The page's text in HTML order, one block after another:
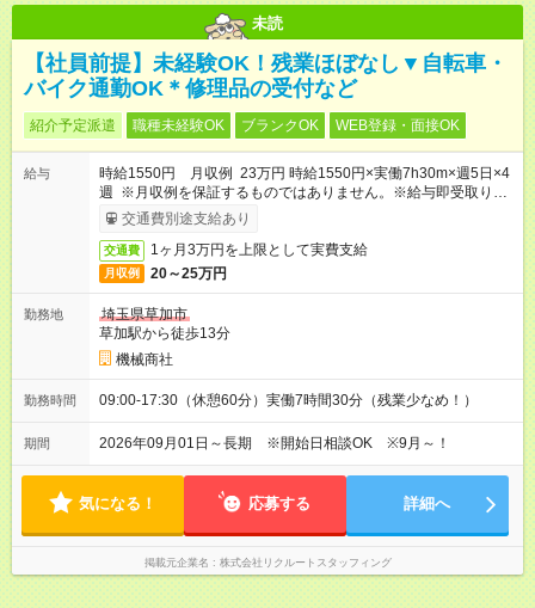
未読
【社員前提】未経験OK！残業ほぼなし▼自転車・
バイク通勤OK＊修理品の受付など
紹介予定派遣 職種未経験OK ブランクOK WEB登録・面接OK
給与
時給1550円 月収例 23万円 時給1550円×実働7h30m×週5日×4
週 ※月収例を保証するものではありません。※給与即受取りサ
ービス利用可（利用条件有）
交通費別途支給あり
交通費 1ヶ月3万円を上限として実費支給
月収例 20～25万円
勤務地
埼玉県草加市
草加駅から徒歩13分
機械商社
勤務時間 09:00-17:30（休憩60分）実働7時間30分（残業少なめ！）
期間 2026年09月01日～長期 ※開始日相談OK ※9月～！
気になる！ 応募する 詳細へ
掲載元企業名 株式会社リクルートスタッフィング